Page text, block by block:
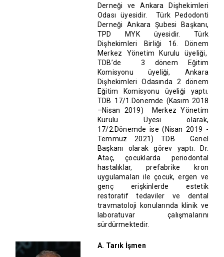
Derneği ve Ankara Dişhekimleri
Odası üyesidir. Türk Pedodonti
Derneği Ankara Şubesi Başkanı,
TPD MYK üyesidir. Türk
Dişhekimleri Birliği 16. Dönem
Merkez Yönetim Kurulu üyeliği,
TDB’de 3 dönem Eğitim
Komisyonu üyeliği, Ankara
Dişhekimleri Odasında 2 dönem
Eğitim Komisyonu üyeliği yaptı.
TDB 17/1.Dönemde (Kasım 2018
–Nisan 2019) Merkez Yönetim
Kurulu Üyesi olarak,
17/2.Dönemde ise (Nisan 2019 -
Temmuz 2021) TDB Genel
Başkanı olarak görev yaptı. Dr.
Ataç, çocuklarda periodontal
hastalıklar, prefabrike kron
uygulamaları ile çocuk, ergen ve
genç erişkinlerde estetik
restoratif tedaviler ve dental
travmatoloji konularında klinik ve
laboratuvar çalışmalarını
sürdürmektedir.
A. Tarık İşmen